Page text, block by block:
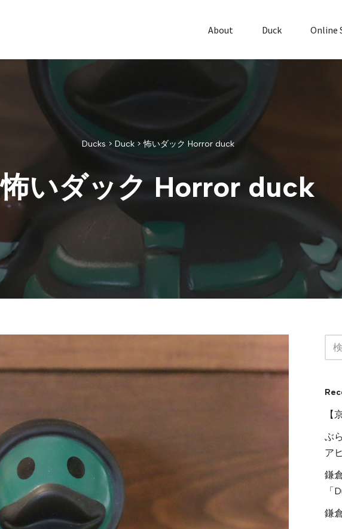
About Duck Online
Ducks > Duck>怖いダック Horror duck
怖いダック Horror duck
【
ぶ
ア
鎌
「
鎌